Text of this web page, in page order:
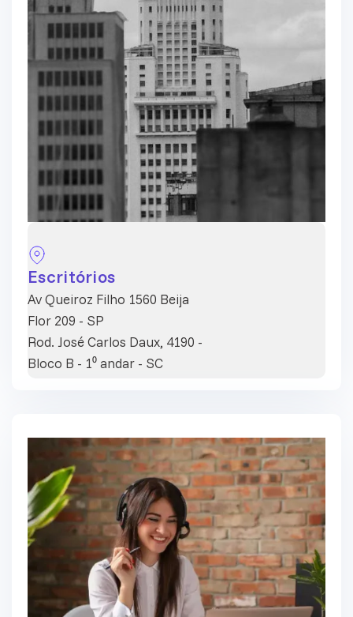
Escritórios
Av Queiroz Filho 1560 Beija
Flor 209 - SP
Rod. José Carlos Daux, 4190 -
Bloco B - 1⁰ andar - SC